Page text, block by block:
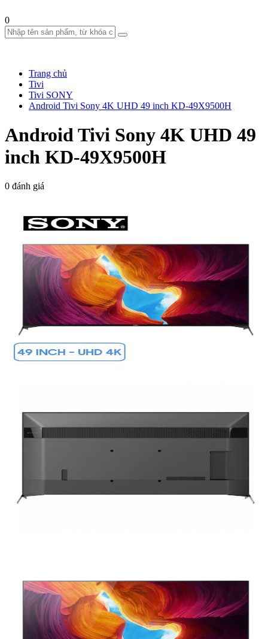
0
Trang chủ
Tivi
Tivi SONY
Android Tivi Sony 4K UHD 49 inch KD-49X9500H
Android Tivi Sony 4K UHD 49
inch KD-49X9500H
0 đánh giá